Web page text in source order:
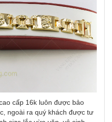
cấp 16k luôn được bảo
ngoài ra quý khách được tư